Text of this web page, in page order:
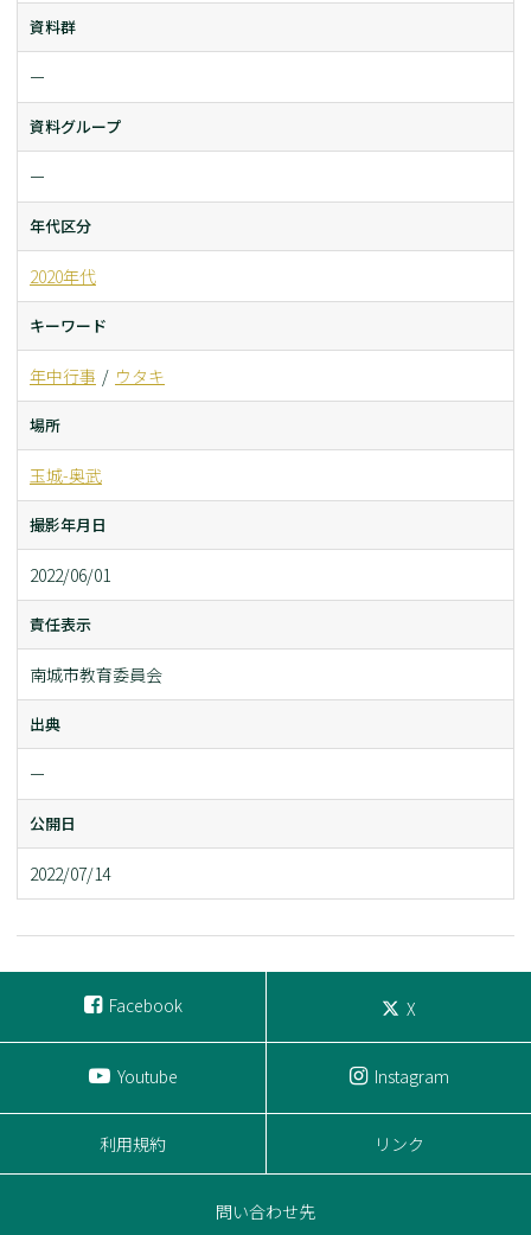
資料群
ー
資料グループ
ー
年代区分
2020年代
キーワード
年中行事 ウタキ
場所
玉城-奥武
撮影年月日
2022/06/01
責任表示
南城市教育委員会
出典
ー
公開日
2022/07/14
Facebook X
Youtube Instagram
利用規約 リンク
問い合わせ先